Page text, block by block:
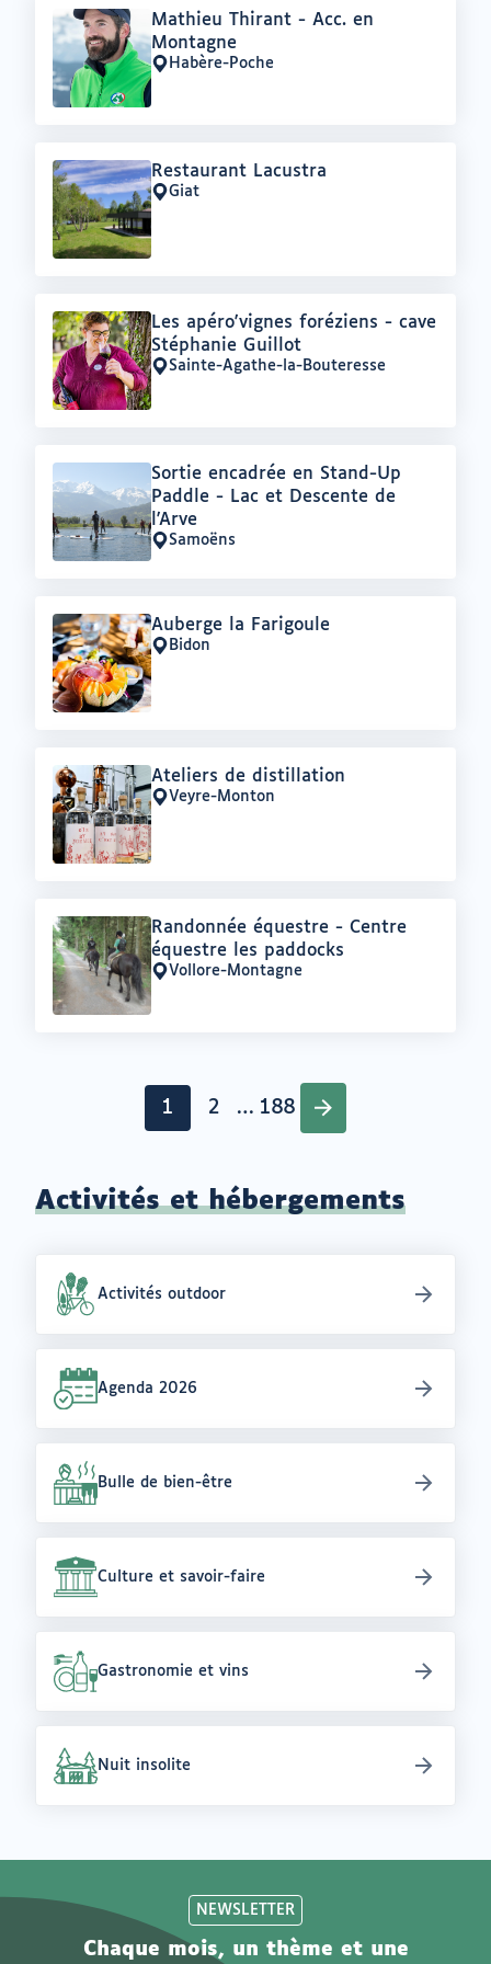
Offre
:
Mathieu Thirant - Acc. en
Montagne
LieuHabère-Poche
Offre
:
Restaurant Lacustra
Lieu
:
Giat
Offre
:
Les apéro'vignes foréziens - cave
Stéphanie Guillot
Lieu
:
Sainte-Agathe-la-Bouteresse
Offre
:
Sortie encadrée en Stand-Up
Paddle - Lac et Descente de
l'Arve
Lieu
:
Samoëns
Offre
:
Auberge la Farigoule
Lieu
:
Bidon
Offre
:
Ateliers de distillation
Lieu
:
Veyre-Monton
Offre
:
Randonnée équestre - Centre
équestre les paddocks
Lieu
:
Vollore-Montagne
Page
1 Page
2 … Page
188
Activités et hébergements
Activités outdoor
Agenda 2026
Bulle de bien-être
Culture et savoir-faire
Gastronomie et vins
Nuit insolite
NEWSLETTER
Chaque mois, un thème et une